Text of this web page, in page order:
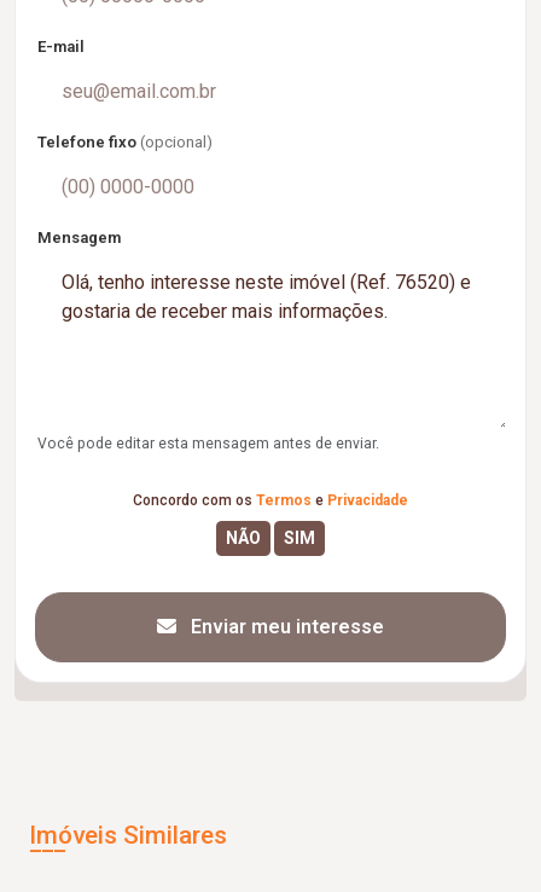
E-mail
Telefone fixo (opcional)
Mensagem
Você pode editar esta mensagem antes de enviar.
Concordo com os Termos e Privacidade
Enviar meu interesse
Imóveis Similares